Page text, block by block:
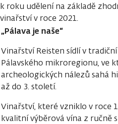
k roku udělení na základě
vinařství v roce 2021.
„Pálava je naše“
Vinařství Reisten sídlí v
Pálavského mikroregionu, ve
archeologických nálezů sahá
až do 3. století.
Vinařství, které vzniklo v roce
kvalitní výběrová vína z ručně